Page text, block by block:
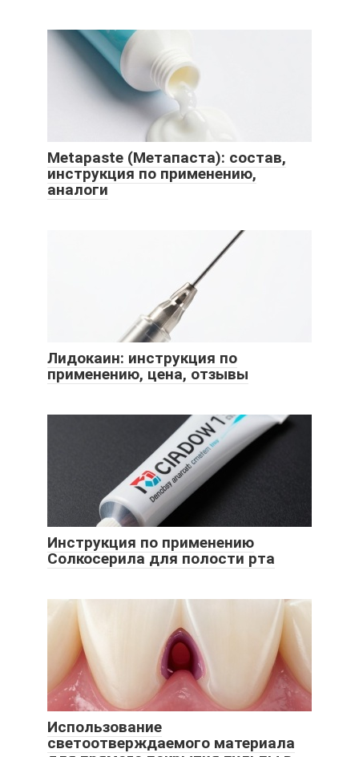
Metapaste (Метапаста): состав,
инструкция по применению,
аналоги
Лидокаин: инструкция по
применению, цена, отзывы
Инструкция по применению
Солкосерила для полости рта
Использование
светоотверждаемого материала